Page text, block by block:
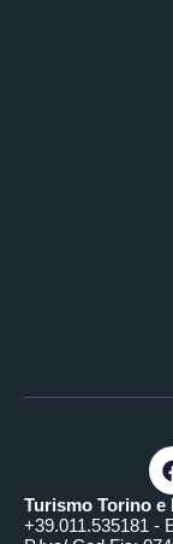
Turismo Torino e
+39.011.535181 -